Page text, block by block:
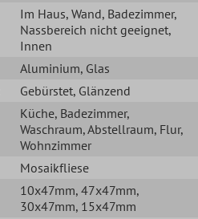
Im Haus, Wand, Badezimmer,
Nassbereich nicht geeignet,
Innen
Aluminium, Glas
Gebürstet, Glänzend
Küche, Badezimmer,
Waschraum, Abstellraum, Flur,
Wohnzimmer
Mosaikfliese
10x47mm, 47x47mm,
30x47mm, 15x47mm